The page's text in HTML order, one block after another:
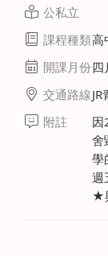
公私立
課程種類高
開課月份四
交通路線
附註
因
舍
學
週
★